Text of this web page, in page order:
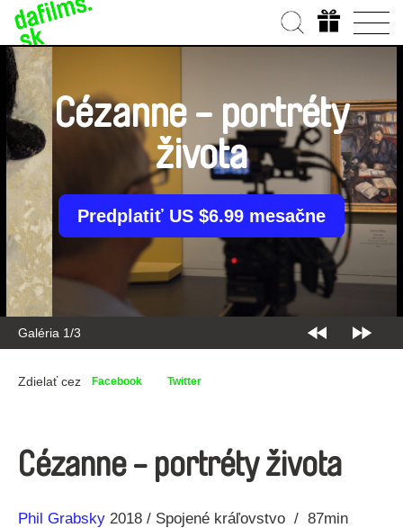
Galéria 2/3
Cézanne - portréty
života
Predplatiť US $6.99 mesačne
Zdielať cez Facebook Twitter
Cézanne - portréty života
Réžia
Phil Grabsky
Rok
2018 Spojené kráľovstvo
87min